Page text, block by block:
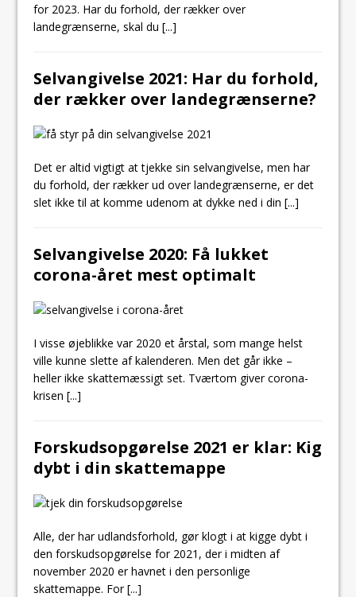
for 2023. Har du forhold, der rækker over
landegrænserne, skal du[...]
Selvangivelse 2021: Har du forhold,
der rækker over landegrænserne?
Det er altid vigtigt at tjekke sin selvangivelse, men har
du forhold, der rækker ud over landegrænserne, er det
slet ikke til at komme udenom at dykke ned i din[...]
Selvangivelse 2020: Få lukket
corona-året mest optimalt
I visse øjeblikke var 2020 et årstal, som mange helst
ville kunne slette af kalenderen. Men det går ikke –
heller ikke skattemæssigt set. Tværtom giver corona-
krisen[...]
Forskudsopgørelse 2021 er klar: Kig
dybt i din skattemappe
Alle, der har udlandsforhold, gør klogt i at kigge dybt i
den forskudsopgørelse for 2021, der i midten af
november 2020 er havnet i den personlige
skattemappe. For[...]